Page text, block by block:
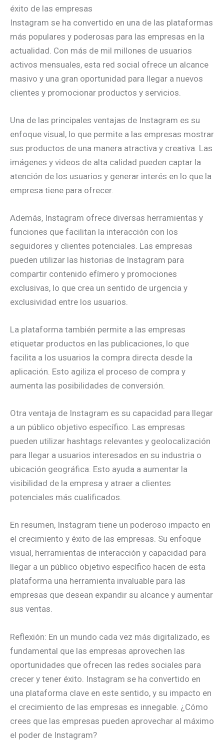
éxito de las empresas
Instagram se ha convertido en una de las plataformas
más populares y poderosas para las empresas en la
actualidad. Con más de mil millones de usuarios
activos mensuales, esta red social ofrece un alcance
masivo y una gran oportunidad para llegar a nuevos
clientes y promocionar productos y servicios.
Una de las principales ventajas de Instagram es su
enfoque visual, lo que permite a las empresas mostrar
sus productos de una manera atractiva y creativa. Las
imágenes y videos de alta calidad pueden captar la
atención de los usuarios y generar interés en lo que la
empresa tiene para ofrecer.
Además, Instagram ofrece diversas herramientas y
funciones que facilitan la interacción con los
seguidores y clientes potenciales. Las empresas
pueden utilizar las historias de Instagram para
compartir contenido efímero y promociones
exclusivas, lo que crea un sentido de urgencia y
exclusividad entre los usuarios.
La plataforma también permite a las empresas
etiquetar productos en las publicaciones, lo que
facilita a los usuarios la compra directa desde la
aplicación. Esto agiliza el proceso de compra y
aumenta las posibilidades de conversión.
Otra ventaja de Instagram es su capacidad para llegar
a un público objetivo específico. Las empresas
pueden utilizar hashtags relevantes y geolocalización
para llegar a usuarios interesados en su industria o
ubicación geográfica. Esto ayuda a aumentar la
visibilidad de la empresa y atraer a clientes
potenciales más cualificados.
En resumen, Instagram tiene un poderoso impacto en
el crecimiento y éxito de las empresas. Su enfoque
visual, herramientas de interacción y capacidad para
llegar a un público objetivo específico hacen de esta
plataforma una herramienta invaluable para las
empresas que desean expandir su alcance y aumentar
sus ventas.
Reflexión: En un mundo cada vez más digitalizado, es
fundamental que las empresas aprovechen las
oportunidades que ofrecen las redes sociales para
crecer y tener éxito. Instagram se ha convertido en
una plataforma clave en este sentido, y su impacto en
el crecimiento de las empresas es innegable. ¿Cómo
crees que las empresas pueden aprovechar al máximo
el poder de Instagram?